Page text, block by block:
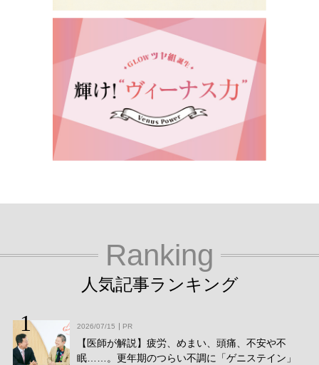
Ranking
人気記事ランキング
2026/07/15 PR
【医師が解説】疲労、めまい、頭痛、不安や不
眠……。更年期のつらい不調に「ゲニステイン」